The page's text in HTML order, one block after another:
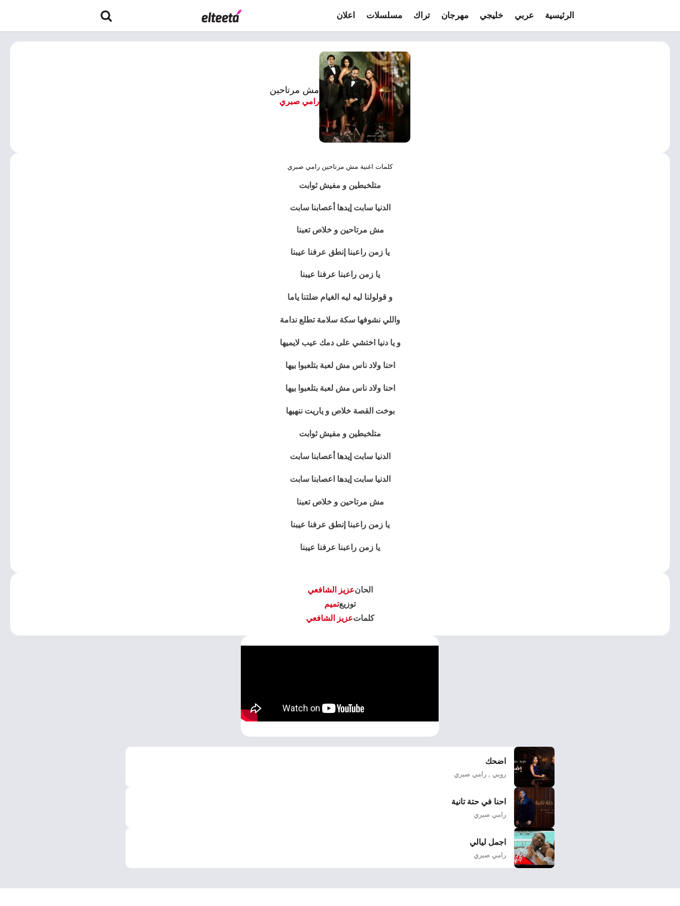
الرئيسية عربي خليجي مهرجان تراك مسلسلات اعلان
مش مرتاحين
رامي صبري
كلمات اغنية مش مرتاحين رامي صبري
متلخبطين و مفيش ثوابت
الدنيا سابت إيدها أعصابنا سابت
مش مرتاحين و خلاص تعبنا
يا زمن راعبنا إنطق عرفنا عيبنا
يا زمن راعبنا عرفنا عيبنا
و قولولنا ليه ليه الغيام ضلتنا ياما
واللي نشوفها سكة سلامة تطلع ندامة
و يا دنيا اختشي على دمك عيب لايميها
احنا ولاد ناس مش لعبة بتلعبوا بيها
احنا ولاد ناس مش لعبة بتلعبوا بيها
بوخت القصة خلاص و ياريت ننهيها
متلخبطين و مفيش ثوابت
الدنيا سابت إيدها أعصابنا سابت
الدنيا سابت إيدها اعصابنا سابت
مش مرتاحين و خلاص تعبنا
يا زمن راعبنا إنطق عرفنا عيبنا
يا زمن راعبنا عرفنا عيبنا
الحانعزيز الشافعي
توزيعتميم
كلماتعزيز الشافعي
اضحك
روبي , رامي صبري
احنا في حتة تانية
رامي صبري
اجمل ليالي
رامي صبري